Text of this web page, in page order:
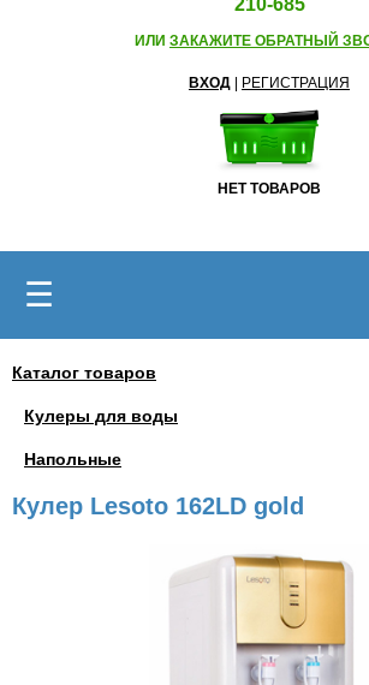
210-685
ИЛИ ЗАКАЖИТЕ ОБРАТНЫЙ
ВХОД РЕГИСТРАЦИЯ
НЕТ ТОВАРОВ
☰
Каталог товаров
Кулеры для воды
Напольные
Кулер Lesoto 162LD gold